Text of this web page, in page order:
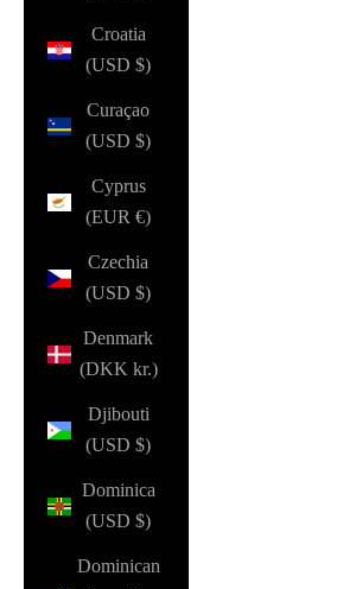
Croatia
(USD $)
Curaçao
(USD $)
Cyprus
(EUR €)
Czechia
(USD $)
Denmark
(DKK kr.)
Djibouti
(USD $)
Dominica
(USD $)
Dominican